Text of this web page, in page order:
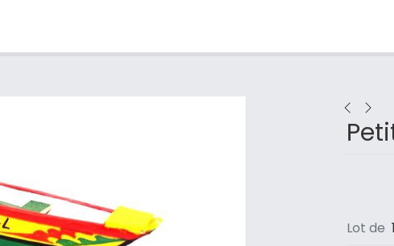
Lot de 1